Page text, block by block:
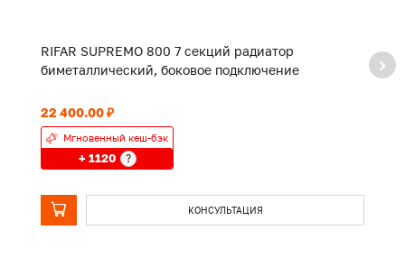
RIFAR SUPREMO 800 7 секций радиатор
биметаллический, боковое подключение
22 400.00 ₽
Мгновенный кеш-бэк
+ 1120 ?
КОНСУЛЬТАЦИЯ